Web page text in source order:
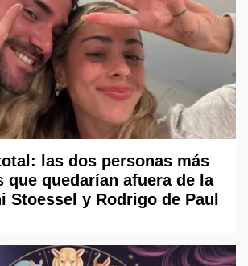
las dos personas más
que quedarían afuera de la
Stoessel y Rodrigo de Paul